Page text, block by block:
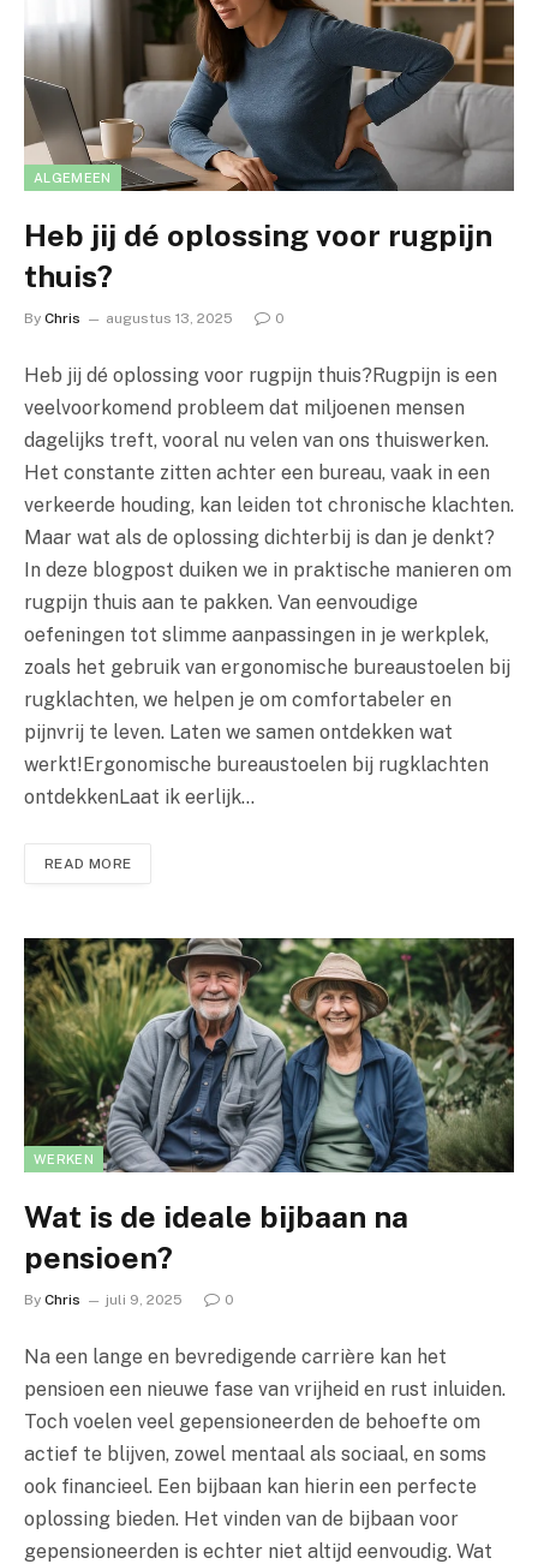
ALGEMEEN
Heb jij dé oplossing voor rugpijn
thuis?
By Chris augustus 13, 2025 0
Heb jij dé oplossing voor rugpijn thuis?Rugpijn is een
veelvoorkomend probleem dat miljoenen mensen
dagelijks treft, vooral nu velen van ons thuiswerken.
Het constante zitten achter een bureau, vaak in een
verkeerde houding, kan leiden tot chronische klachten.
Maar wat als de oplossing dichterbij is dan je denkt?
In deze blogpost duiken we in praktische manieren om
rugpijn thuis aan te pakken. Van eenvoudige
oefeningen tot slimme aanpassingen in je werkplek,
zoals het gebruik van ergonomische bureaustoelen bij
rugklachten, we helpen je om comfortabeler en
pijnvrij te leven. Laten we samen ontdekken wat
werkt!Ergonomische bureaustoelen bij rugklachten
ontdekkenLaat ik eerlijk…
READ MORE
WERKEN
Wat is de ideale bijbaan na
pensioen?
By Chris juli 9, 2025 0
Na een lange en bevredigende carrière kan het
pensioen een nieuwe fase van vrijheid en rust inluiden.
Toch voelen veel gepensioneerden de behoefte om
actief te blijven, zowel mentaal als sociaal, en soms
ook financieel. Een bijbaan kan hierin een perfecte
oplossing bieden. Het vinden van de bijbaan voor
gepensioneerden is echter niet altijd eenvoudig. Wat